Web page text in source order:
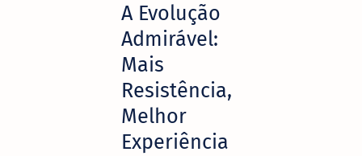
A Evolução
Admirável:
Mais
Resistência,
Melhor
Experiência